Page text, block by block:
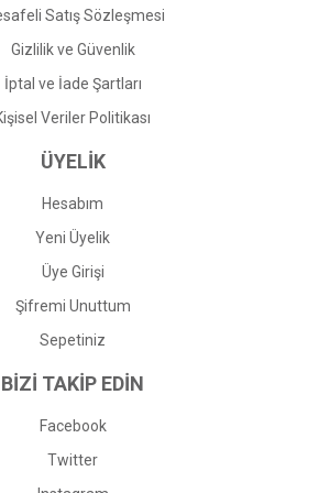
Satış Sözleşmesi
Gizlilik ve Güvenlik
İptal ve İade Şartları
Veriler Politikası
ÜYELİK
Hesabım
Yeni Üyelik
Üye Girişi
Şifremi Unuttum
Sepetiniz
BİZİ TAKİP EDİN
Facebook
Twitter